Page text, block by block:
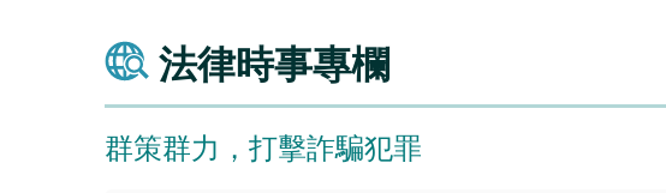
法律時事專欄
群策群力，打擊詐騙犯罪